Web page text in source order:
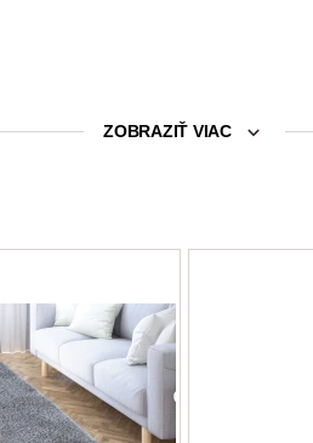
rozkladu, konštrukcia kov/
ZOBRAZIŤ VIAC